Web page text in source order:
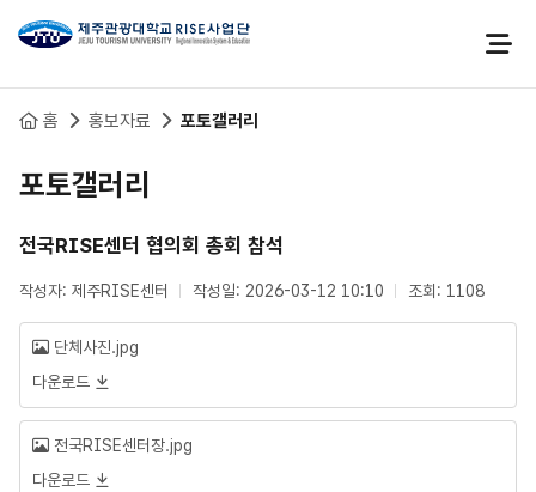
홈 홍보자료 포토갤러리
포토갤러리
전국RISE센터 협의회 총회 참석
작성자: 제주RISE센터 작성일: 2026-03-12 10:10 조회: 1108
단체사진.jpg
다운로드
전국RISE센터장.jpg
다운로드